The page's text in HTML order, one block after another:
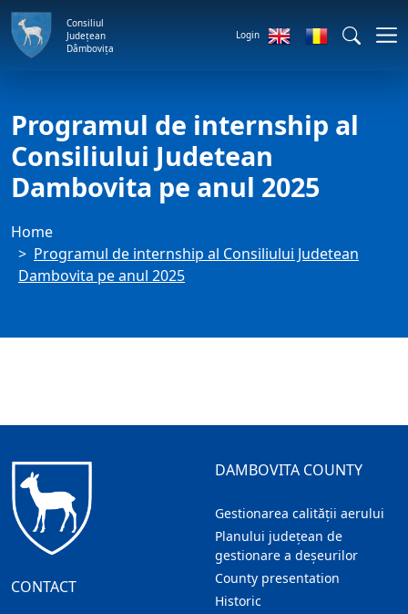
Consiliul
Județean
Dâmbovița
Login
Programul de internship al
Consiliului Judetean
Dambovita pe anul 2025
Home
Programul de internship al Consiliului Judetean
Dambovita pe anul 2025
CONTACT
DAMBOVITA COUNTY
Gestionarea calității aerului
Planului județean de
gestionare a deșeurilor
County presentation
Historic